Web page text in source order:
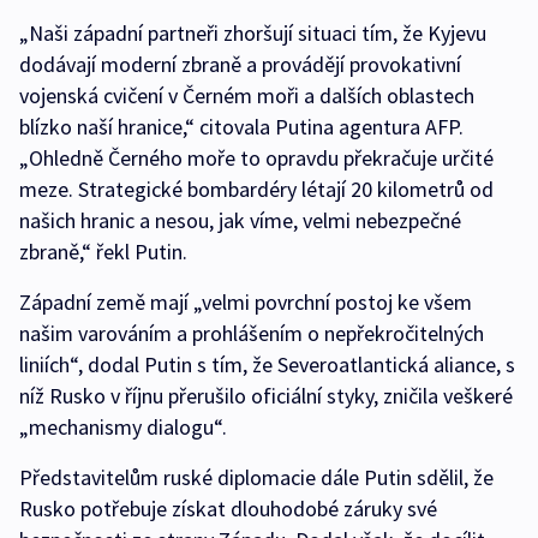
„Naši západní partneři zhoršují situaci tím, že Kyjevu
dodávají moderní zbraně a provádějí provokativní
vojenská cvičení v Černém moři a dalších oblastech
blízko naší hranice,“ citovala Putina agentura AFP.
„Ohledně Černého moře to opravdu překračuje určité
meze. Strategické bombardéry létají 20 kilometrů od
našich hranic a nesou, jak víme, velmi nebezpečné
zbraně,“ řekl Putin.
Západní země mají „velmi povrchní postoj ke všem
našim varováním a prohlášením o nepřekročitelných
liniích“, dodal Putin s tím, že Severoatlantická aliance, s
níž Rusko v říjnu přerušilo oficiální styky, zničila veškeré
„mechanismy dialogu“.
Představitelům ruské diplomacie dále Putin sdělil, že
Rusko potřebuje získat dlouhodobé záruky své